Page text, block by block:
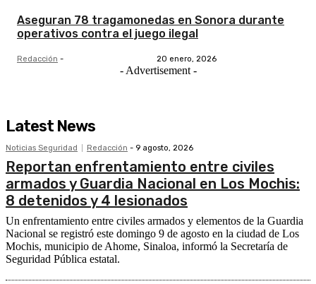
Aseguran 78 tragamonedas en Sonora durante
operativos contra el juego ilegal
Redacción - 20 enero, 2026
- Advertisement -
Latest News
Noticias Seguridad Redacción - 9 agosto, 2026
Reportan enfrentamiento entre civiles
armados y Guardia Nacional en Los Mochis:
8 detenidos y 4 lesionados
Un enfrentamiento entre civiles armados y elementos de la Guardia
Nacional se registró este domingo 9 de agosto en la ciudad de Los
Mochis, municipio de Ahome, Sinaloa, informó la Secretaría de
Seguridad Pública estatal.